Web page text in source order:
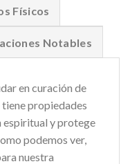
Físicos
Notables
en curación de
propiedades
espiritual y protege
podemos ver,
nuestra